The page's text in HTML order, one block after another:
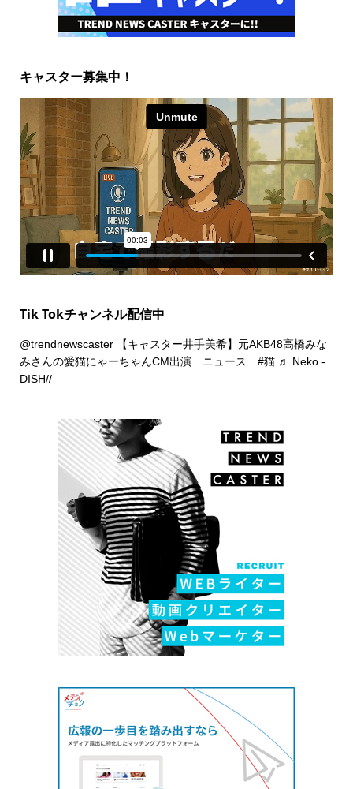
キャスター募集中！
Tik Tokチャンネル配信中
@trendnewscaster【キャスター井手美希】元AKB48高橋みな
みさんの愛猫にゃーちゃんCM出演 ニュース #猫 ♬ Neko -
DISH//